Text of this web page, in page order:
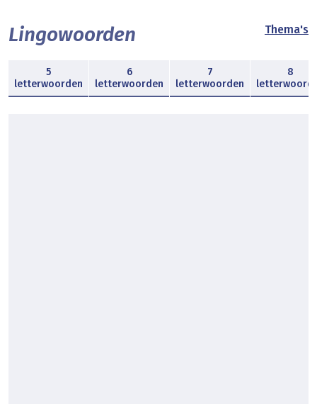
Lingowoorden Thema's
5
letterwoorden
6
letterwoorden
7
letterwoorden
8